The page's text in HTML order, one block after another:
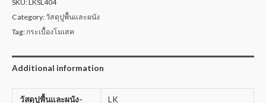
SKU:LKSL404
Category:วัสดุปูพื้นและผนัง
Tag: กระเบื้องโมเสค
Additional information
วัสดุปูพื้นและผนัง-
LK